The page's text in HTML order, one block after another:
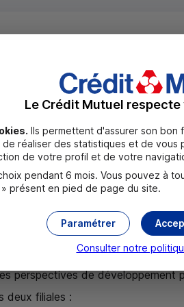
Crédit Mutuel Nord Europe a
Alliance Fédérale est
Fédérale concrétisent
Crédit Mutuel Nord Europe
(Aisne, Ardennes, Marne, Nord,
et sociétaires sur cinq marchés
perspectives de développement
deux filiales :
Le Crédit Mutuel
Ils permettent d'assurer son
de réaliser des statistiques et de
de votre profil et de votre
pendant 6 mois. Vous pouvez à
présent en pied de page du site.
Paramétrer
Consulter notre